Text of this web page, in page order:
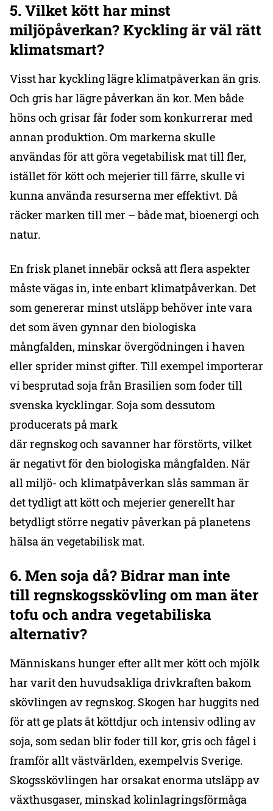
5. Vilket kött har minst
miljöpåverkan? Kyckling är väl rätt
klimatsmart?
Visst har kyckling lägre klimatpåverkan än gris.
Och gris har lägre påverkan än kor. Men både
höns och grisar får foder som konkurrerar med
annan produktion. Om markerna skulle
användas för att göra vegetabilisk mat till fler,
istället för kött och mejerier till färre, skulle vi
kunna använda resurserna mer effektivt. Då
räcker marken till mer – både mat, bioenergi och
natur.
En frisk planet innebär också att flera aspekter
måste vägas in, inte enbart klimatpåverkan. Det
som genererar minst utsläpp behöver inte vara
det som även gynnar den biologiska
mångfalden, minskar övergödningen i haven
eller sprider minst gifter. Till exempel importerar
vi besprutad soja från Brasilien som foder till
svenska kycklingar. Soja som dessutom
producerats på mark
där regnskog och savanner har förstörts, vilket
är negativt för den biologiska mångfalden. När
all miljö- och klimatpåverkan slås samman är
det tydligt att kött och mejerier generellt har
betydligt större negativ påverkan på planetens
hälsa än vegetabilisk mat.
6. Men soja då? Bidrar man inte
till regnskogsskövling om man äter
tofu och andra vegetabiliska
alternativ?
Människans hunger efter allt mer kött och mjölk
har varit den huvudsakliga drivkraften bakom
skövlingen av regnskog. Skogen har huggits ned
för att ge plats åt köttdjur och intensiv odling av
soja, som sedan blir foder till kor, gris och fågel i
framför allt västvärlden, exempelvis Sverige.
Skogsskövlingen har orsakat enorma utsläpp av
växthusgaser, minskad kolinlagringsförmåga